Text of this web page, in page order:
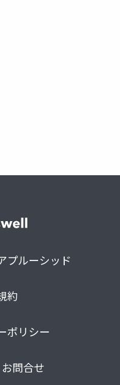
プルーシッド
約
ポリシー
問合せ